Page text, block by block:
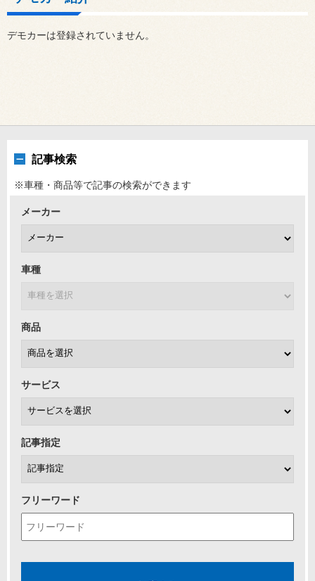
デモカーは登録されていません。
記事検索
※車種・商品等で記事の検索ができます
メーカー
車種
商品
サービス
記事指定
フリーワード